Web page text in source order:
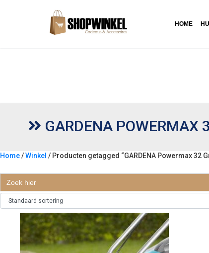
Zoek
naar:
HOME
GARDENA POWERMAX
Home/Winkel / Producten getagged “GARDENA Powermax 32
GARDENA POWERMAX 32